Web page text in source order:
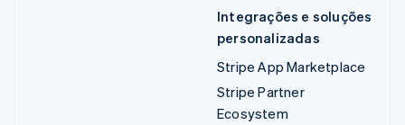
Integrações e soluções
personalizadas
Stripe App Marketplace
Stripe Partner
Ecosystem